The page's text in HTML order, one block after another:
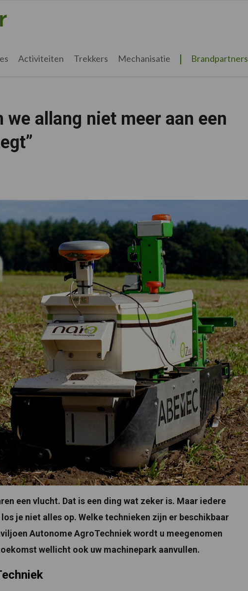
Activiteiten Trekkers Mechanisatie Brandpartners
we allang niet meer aan een
een vlucht. Dat is een ding wat zeker is. Maar iedere
je niet alles op. Welke technieken zijn er beschikbaar
Autonome AgroTechniek wordt u meegenomen
wellicht ook uw machinepark aanvullen.